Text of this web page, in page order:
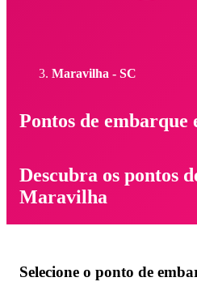
Maravilha - SC
Pontos de
Descubra os pontos
Maravilha
Selecione o ponto de